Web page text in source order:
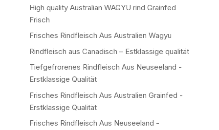
High quality Australian WAGYU rind Grainfed
Frisch
Frisches Rindfleisch Aus Australien Wagyu
Rindfleisch aus Canadisch – Estklassige qualität
Tiefgefrorenes Rindfleisch Aus Neuseeland -
Erstklassige Qualität
Frisches Rindfleisch Aus Australien Grainfed -
Erstklassige Qualität
Frisches Rindfleisch Aus Neuseeland -